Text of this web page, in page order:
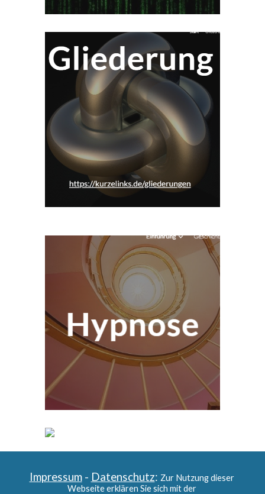
Impressum - Datenschutz: Zur Nutzung dieser
Webseite erklären Sie sich mit der